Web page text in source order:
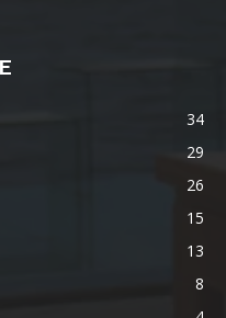
34
29
26
15
13
8